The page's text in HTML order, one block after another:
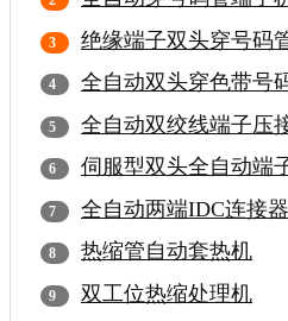
绝缘端子双头穿号码
全自动双头穿色带号
全自动双绞线端子压
伺服型双头全自动端
全自动两端IDC连接
热缩管自动套热机
双工位热缩处理机